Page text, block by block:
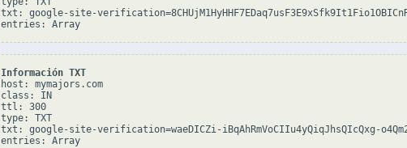
txt: google-site-
entries: Array
Información TXT
host: mymajors.com
class: IN
ttl: 300
type: TXT
txt: google-site-verification=waeDICZi-iBqAhRmVoCIIu4yQiqJhsQIcQxg-
entries: Array